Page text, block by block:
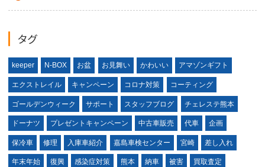
タグ
keeper N-BOX お盆 お見舞い かわいい アマゾンギフト
エクストレイル キャンペーン コロナ対策 コーティング
ゴールデンウィーク サポート スタッフブログ チェレステ熊本
ドーナツ プレゼントキャンペーン 中古車販売 代車 企画
保冷車 修理 入庫車紹介 嘉島車検センター 宮崎 差し入れ
年末年始 復興 感染症対策 熊本 納車 被害 買取査定